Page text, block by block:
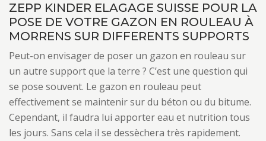
ZEPP KINDER ELAGAGE SUISSE POUR LA
POSE DE VOTRE GAZON EN ROULEAU À
MORRENS SUR DIFFERENTS SUPPORTS
Peut-on envisager de poser un gazon en rouleau sur
un autre support que la terre ? C’est une question qui
se pose souvent. Le gazon en rouleau peut
effectivement se maintenir sur du béton ou du bitume.
Cependant, il faudra lui apporter eau et nutrition tous
les jours. Sans cela il se dessèchera très rapidement.